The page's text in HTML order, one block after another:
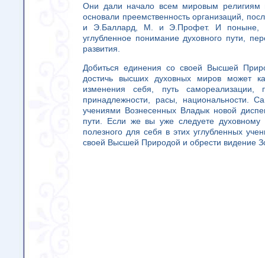
Они дали начало всем мировым
основали преемственность организаций,
и Э.Баллард, М. и Э.Профет. И поныне,
углубленное понимание духовного пути,
развития.
Добиться единения со своей Высшей
достичь высших духовных миров может
изменения себя, путь
принадлежности, расы, национальности.
учениями Вознесенных Владык новой
пути. Если же вы уже следуете
полезного для себя в этих углубленных
своей Высшей Природой и обрести видение